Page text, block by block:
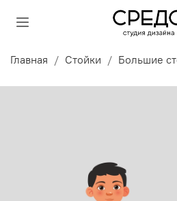
Главная Стойки Большие